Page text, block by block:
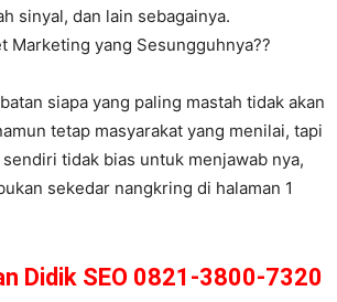
sinyal, dan lain sebagainya.
Marketing yang Sesungguhnya??
siapa yang paling mastah tidak akan
tetap masyarakat yang menilai, tapi
tidak bias untuk menjawab nya,
sekedar nangkring di halaman 1
Didik SEO 0821-3800-7320